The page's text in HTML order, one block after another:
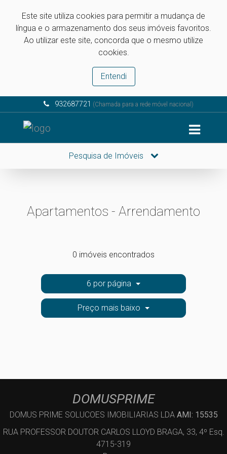
Este site utiliza cookies para permitir a mudança de
língua e o armazenamento dos seus imóveis favoritos.
Ao utilizar este site, concorda que o mesmo utilize
cookies.
Entendi
932687721 (Chamada para a rede móvel nacional)
Pesquisa de Imóveis
Apartamentos - Arrendamento
0 imóveis encontrados
6 por página
Preço mais baixo
DOMUSPRIME
DOMUS PRIME SOLUCOES IMOBILIARIAS LDA AMI: 15535
RUA PROFESSOR DOUTOR CARLOS LLOYD BRAGA, 33, 4º Esq.
4715-319